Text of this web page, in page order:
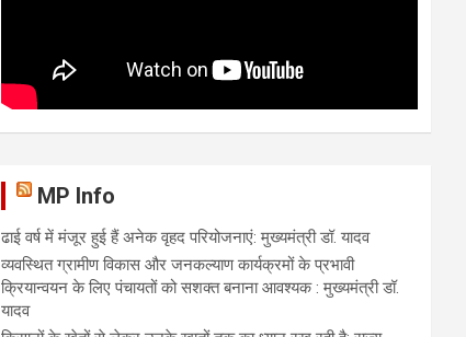
MP Info
ढाई वर्ष में मंजूर हुई हैं अनेक वृहद परियोजनाएं: मुख्यमंत्री डॉ. यादव
व्यवस्थित ग्रामीण विकास और जनकल्याण कार्यक्रमों के प्रभावी
क्रियान्वयन के लिए पंचायतों को सशक्त बनाना आवश्यक : मुख्यमंत्री डॉ.
यादव